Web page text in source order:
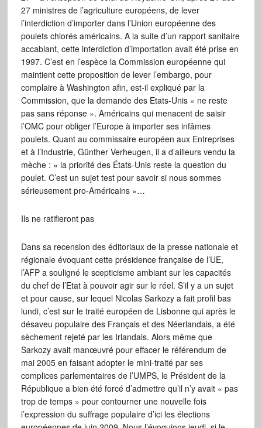
27 ministres de l’agriculture européens, de lever
l’interdiction d’importer dans l’Union européenne des
poulets chlorés américains. A la suite d’un rapport sanitaire
accablant, cette interdiction d’importation avait été prise en
1997. C’est en l’espèce la Commission européenne qui
maintient cette proposition de lever l’embargo, pour
complaire à Washington afin, est-il expliqué par la
Commission, que la demande des Etats-Unis « ne reste
pas sans réponse ». Américains qui menacent de saisir
l’OMC pour obliger l’Europe à importer ses infâmes
poulets. Quant au commissaire européen aux Entreprises
et à l’Industrie, Günther Verheugen, il a d’ailleurs vendu la
mèche : « la priorité des États-Unis reste la question du
poulet. C’est un sujet test pour savoir si nous sommes
sérieusement pro-Américains »…
Ils ne ratifieront pas
Dans sa recension des éditoriaux de la presse nationale et
régionale évoquant cette présidence française de l’UE,
l’AFP a souligné le scepticisme ambiant sur les capacités
du chef de l’Etat à pouvoir agir sur le réel. S’il y a un sujet
et pour cause, sur lequel Nicolas Sarkozy a fait profil bas
lundi, c’est sur le traité européen de Lisbonne qui après le
désaveu populaire des Français et des Néerlandais, a été
sèchement rejeté par les Irlandais. Alors même que
Sarkozy avait manœuvré pour effacer le référendum de
mai 2005 en faisant adopter le mini-traité par ses
complices parlementaires de l’UMPS, le Président de la
République a bien été forcé d’admettre qu’il n’y avait « pas
trop de temps » pour contourner une nouvelle fois
l’expression du suffrage populaire d’ici les élections